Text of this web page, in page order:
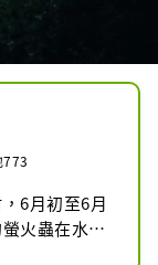
773
6月初至6月
火蟲在水邊